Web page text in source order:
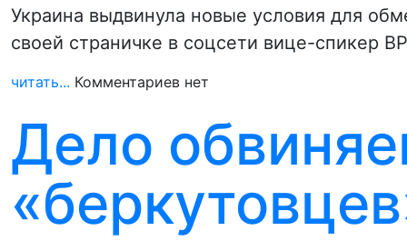
Украина выдвинула новые условия для
своей страничке в соцсети вице-спикер
читать... Комментариев нет
Дело